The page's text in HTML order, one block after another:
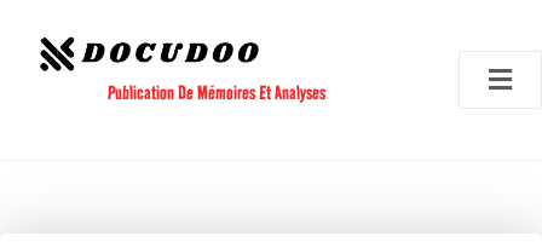
contenu
Publication De Mémoires Et Analyses